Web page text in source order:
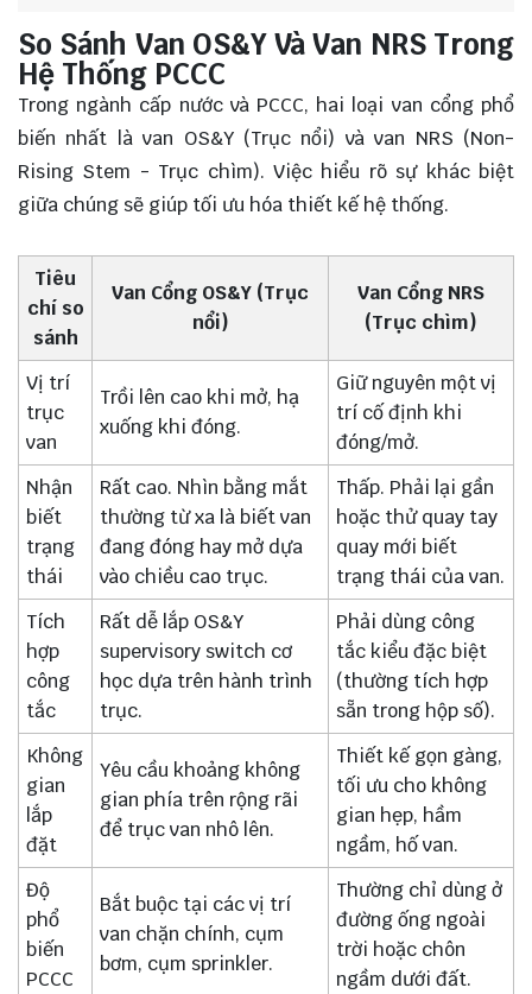
So Sánh Van OS&Y Và Van NRS Trong
Hệ Thống PCCC
Trong ngành cấp nước và PCCC, hai loại van cổng phổ
biến nhất là van OS&Y (Trục nổi) và van NRS (Non-
Rising Stem - Trục chìm). Việc hiểu rõ sự khác biệt
giữa chúng sẽ giúp tối ưu hóa thiết kế hệ thống.
Tiêu
chí so
sánh
Van Cổng OS&Y (Trục
nổi)
Van Cổng NRS
(Trục chìm)
Vị trí
trục
van
Trồi lên cao khi mở, hạ
xuống khi đóng.
Giữ nguyên một vị
trí cố định khi
đóng/mở.
Nhận
biết
trạng
thái
Rất cao. Nhìn bằng mắt
thường từ xa là biết van
đang đóng hay mở dựa
vào chiều cao trục.
Thấp. Phải lại gần
hoặc thử quay tay
quay mới biết
trạng thái của van.
Tích
hợp
công
tắc
Rất dễ lắp OS&Y
supervisory switch cơ
học dựa trên hành trình
trục.
Phải dùng công
tắc kiểu đặc biệt
(thường tích hợp
sẵn trong hộp số).
Không
gian
lắp
đặt
Yêu cầu khoảng không
gian phía trên rộng rãi
để trục van nhô lên.
Thiết kế gọn gàng,
tối ưu cho không
gian hẹp, hầm
ngầm, hố van.
Độ
phổ
biến
PCCC
Bắt buộc tại các vị trí
van chặn chính, cụm
bơm, cụm sprinkler.
Thường chỉ dùng ở
đường ống ngoài
trời hoặc chôn
ngầm dưới đất.